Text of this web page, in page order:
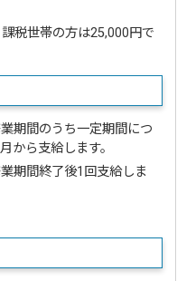
税世帯の方は25,000円で
期間のうち一定期間につ
から支給します。
期間終了後1回支給しま